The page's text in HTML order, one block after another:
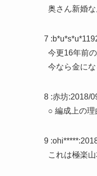
奥さん新婚
7 :
今更16年前
今なら金に
8 :赤坊:2018/
○ 編成上の
9 :ohi*****:
これは極楽